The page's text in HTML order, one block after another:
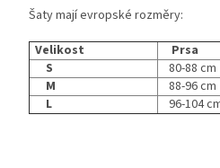
Šaty mají evropské rozměry:
Velikost
Prsa
S
80-88 cm
M
88-96 cm
L
96-104